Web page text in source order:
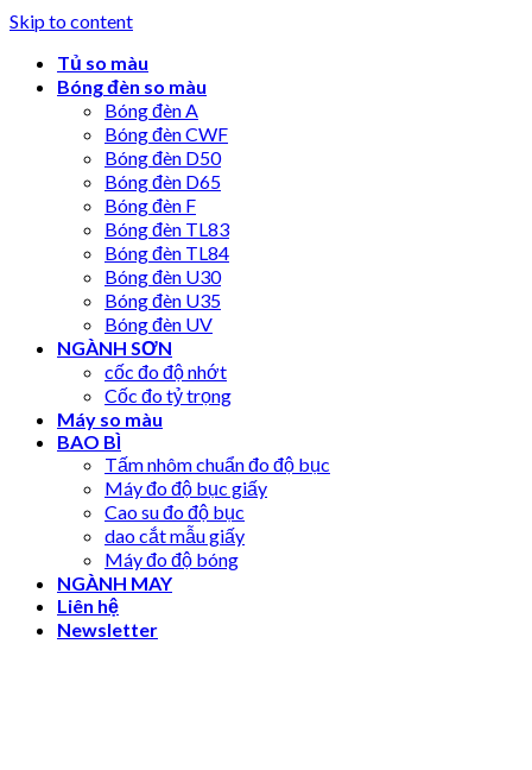
Skip to content
Tủ so màu
Bóng đèn so màu
Bóng đèn A
Bóng đèn CWF
Bóng đèn D50
Bóng đèn D65
Bóng đèn F
Bóng đèn TL83
Bóng đèn TL84
Bóng đèn U30
Bóng đèn U35
Bóng đèn UV
NGÀNH SƠN
cốc đo độ nhớt
Cốc đo tỷ trọng
Máy so màu
BAO BÌ
Tấm nhôm chuẩn đo độ bục
Máy đo độ bục giấy
Cao su đo độ bục
dao cắt mẫu giấy
Máy đo độ bóng
NGÀNH MAY
Liên hệ
Newsletter